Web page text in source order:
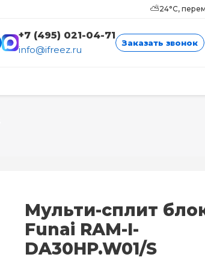
⛅24°C,
+7 (495) 021-04-71
info@ifreez.ru
Заказать звонок
Мульти-сплит
Funai RAM-I-
DA30HP.W01/S